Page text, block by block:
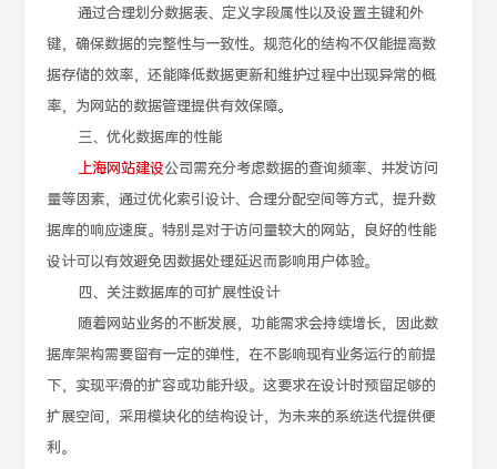
通过合理划分数据表、定义字段属性以及设置主键和外
键，确保数据的完整性与一致性。规范化的结构不仅能提高数
据存储的效率，还能降低数据更新和维护过程中出现异常的概
率，为网站的数据管理提供有效保障。
三、优化数据库的性能
上海网站建设公司需充分考虑数据的查询频率、并发访问
量等因素，通过优化索引设计、合理分配空间等方式，提升数
据库的响应速度。特别是对于访问量较大的网站，良好的性能
设计可以有效避免因数据处理延迟而影响用户体验。
四、关注数据库的可扩展性设计
随着网站业务的不断发展，功能需求会持续增长，因此数
据库架构需要留有一定的弹性，在不影响现有业务运行的前提
下，实现平滑的扩容或功能升级。这要求在设计时预留足够的
扩展空间，采用模块化的结构设计，为未来的系统迭代提供便
利。